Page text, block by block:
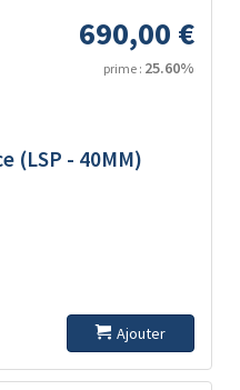
690,00 €
prime : 25.60%
(LSP - 40MM)
Ajouter